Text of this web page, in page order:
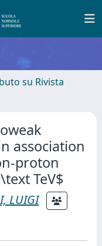
su Rivista
association
proton
TeV$
LUIGI